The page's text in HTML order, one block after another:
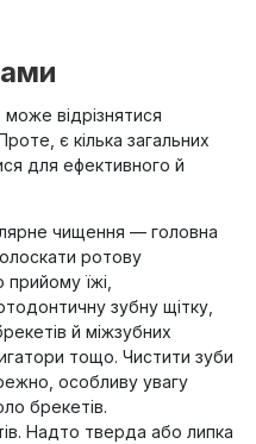
може відрізнятися
є кілька загальних
для ефективного й
чищення — головна
ротову
їжі,
зубну щітку,
й міжзубних
тощо. Чистити зуби
особливу увагу
брекетів.
Надто тверда або липка